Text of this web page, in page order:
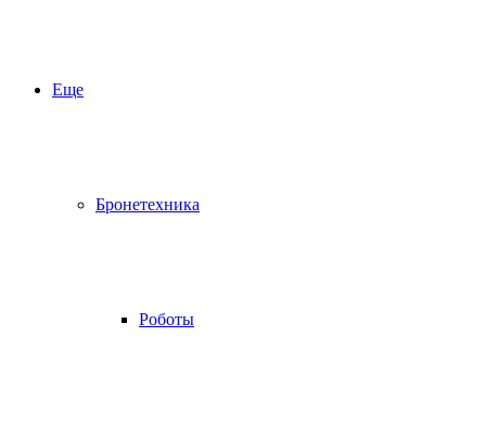
Еще
Бронетехника
Роботы